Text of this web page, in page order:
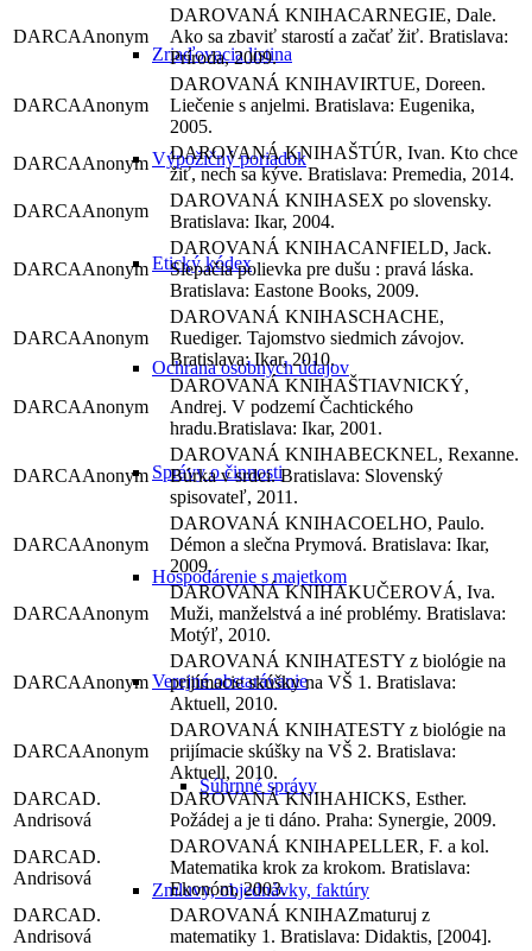
Zriaďovacia listina
Výpožičný poriadok
Etický kódex
Ochrana osobných údajov
Správy o činnosti
Hospodárenie s majetkom
Verejné obstarávanie
Súhrnné správy
Zmluvy, objednávky, faktúry
Anonym
CARNEGIE, Dale.
Ako sa zbaviť starostí a začať žiť. Bratislava:
Príroda, 2009.
Anonym
VIRTUE, Doreen.
Liečenie s anjelmi. Bratislava: Eugenika,
2005.
Anonym
ŠTÚR, Ivan. Kto chce
žiť, nech sa kýve. Bratislava: Premedia, 2014.
Anonym
SEX po slovensky.
Bratislava: Ikar, 2004.
Anonym
CANFIELD, Jack.
Slepačia polievka pre dušu : pravá láska.
Bratislava: Eastone Books, 2009.
Anonym
SCHACHE,
Ruediger. Tajomstvo siedmich závojov.
Bratislava: Ikar, 2010.
Anonym
ŠTIAVNICKÝ,
Andrej. V podzemí Čachtického
hradu.Bratislava: Ikar, 2001.
Anonym
BECKNEL, Rexanne.
Búrka v srdci. Bratislava: Slovenský
spisovateľ, 2011.
Anonym
COELHO, Paulo.
Démon a slečna Prymová. Bratislava: Ikar,
2009.
Anonym
KUČEROVÁ, Iva.
Muži, manželstvá a iné problémy. Bratislava:
Motýľ, 2010.
Anonym
TESTY z biológie na
prijímacie skúšky na VŠ 1. Bratislava:
Aktuell, 2010.
Anonym
TESTY z biológie na
prijímacie skúšky na VŠ 2. Bratislava:
Aktuell, 2010.
D.
Andrisová
HICKS, Esther.
Požádej a je ti dáno. Praha: Synergie, 2009.
D.
Andrisová
PELLER, F. a kol.
Matematika krok za krokom. Bratislava:
Ekonóm, 2003.
D.
Andrisová
Zmaturuj z
matematiky 1. Bratislava: Didaktis, [2004].